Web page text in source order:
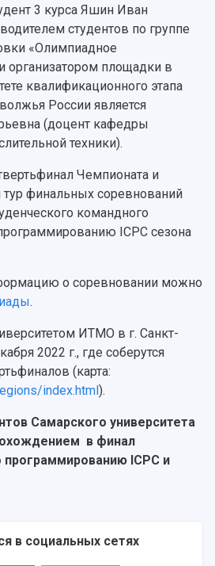
двигателей
кампус
организации
3 курса Яшин Иван
студентов по группе
«Олимпиадное
организатором площадки в
квалификационного этапа
России является
(доцент кафедры
техники).
Чемпионата и
финальных соревнований
командного
ICPC сезона
о соревновании можно
.
ИТМО в г. Санкт-
2022 г., где соберутся
(карта:
index.html ).
Самарского университета
в финал
ICPC и
в социальных сетях